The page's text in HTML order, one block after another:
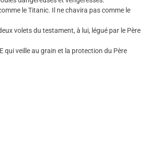
le Titanic. Il ne chavira pas comme le
volets du testament, à lui, légué par le Père
qui veille au grain et la protection du Père